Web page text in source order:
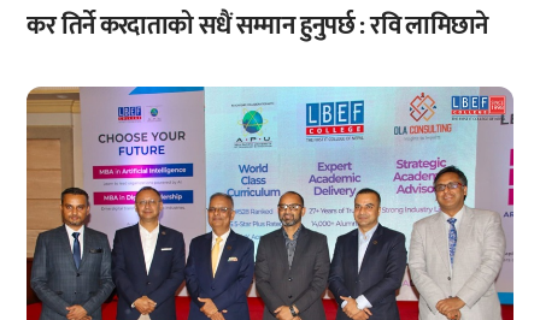
कर तिर्ने करदाताको सधैं सम्मान हुनुपर्छ : रवि लामिछाने